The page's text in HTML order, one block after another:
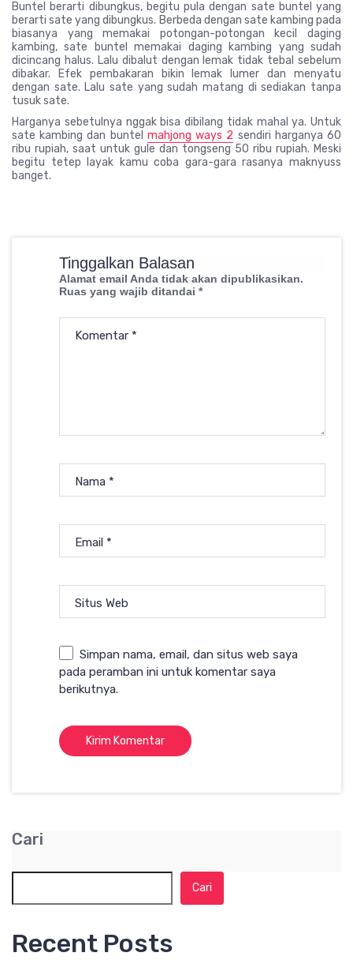
Buntel berarti dibungkus, begitu pula dengan sate buntel yang
berarti sate yang dibungkus. Berbeda dengan sate kambing pada
biasanya yang memakai potongan-potongan kecil daging
kambing, sate buntel memakai daging kambing yang sudah
dicincang halus. Lalu dibalut dengan lemak tidak tebal sebelum
dibakar. Efek pembakaran bikin lemak lumer dan menyatu
dengan sate. Lalu sate yang sudah matang di sediakan tanpa
tusuk sate.
Harganya sebetulnya nggak bisa dibilang tidak mahal ya. Untuk
sate kambing dan buntel mahjong ways 2 sendiri harganya 60
ribu rupiah, saat untuk gule dan tongseng 50 ribu rupiah. Meski
begitu tetep layak kamu coba gara-gara rasanya maknyuss
banget.
Tinggalkan Balasan
Alamat email Anda tidak akan dipublikasikan.
Ruas yang wajib ditandai *
Komentar *
Nama *
Email *
Situs Web
Simpan nama, email, dan situs web saya
pada peramban ini untuk komentar saya
berikutnya.
Cari
Cari
Recent Posts